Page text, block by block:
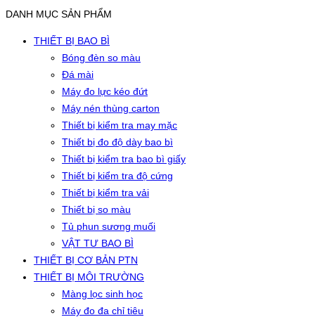
DANH MỤC SẢN PHẨM
THIẾT BỊ BAO BÌ
Bóng đèn so màu
Đá mài
Máy đo lực kéo đứt
Máy nén thùng carton
Thiết bị kiểm tra may mặc
Thiết bị đo độ dày bao bì
Thiết bị kiểm tra bao bì giấy
Thiết bị kiểm tra độ cứng
Thiết bị kiểm tra vải
Thiết bị so màu
Tủ phun sương muối
VẬT TƯ BAO BÌ
THIẾT BỊ CƠ BẢN PTN
THIẾT BỊ MÔI TRƯỜNG
Màng lọc sinh học
Máy đo đa chỉ tiêu